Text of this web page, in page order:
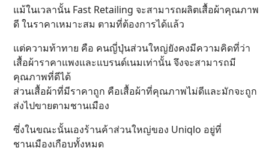
แม้ในเวลานั้น Fast Retailing จะสามารถผลิตเสื้อผ้าคุณภาพ
ดี ในราคาเหมาะสม ตามที่ต้องการได้แล้ว
แต่ความท้าทาย คือ คนญี่ปุ่นส่วนใหญ่ยังคงมีความคิดที่ว่า
เสื้อผ้าราคาแพงและแบรนด์เนมเท่านั้น จึงจะสามารถมี
คุณภาพที่ดีได้
ส่วนเสื้อผ้าที่มีราคาถูก คือเสื้อผ้าที่คุณภาพไม่ดีและมักจะถูก
ส่งไปขายตามชานเมือง
ซึ่งในขณะนั้นเองร้านค้าส่วนใหญ่ของ Uniqlo อยู่ที่
ชานเมืองเกือบทั้งหมด